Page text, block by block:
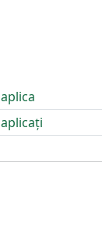
aplica
aplicați